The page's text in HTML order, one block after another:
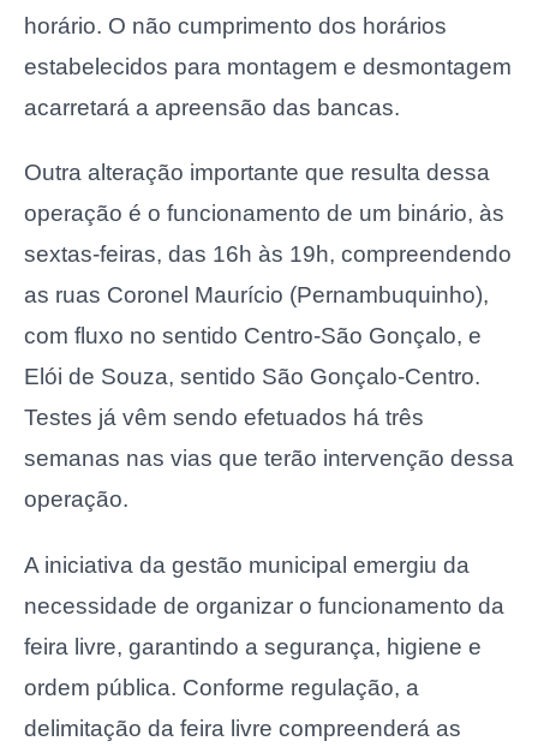
horário. O não cumprimento dos horários
estabelecidos para montagem e desmontagem
acarretará a apreensão das bancas.
Outra alteração importante que resulta dessa
operação é o funcionamento de um binário, às
sextas-feiras, das 16h às 19h, compreendendo
as ruas Coronel Maurício (Pernambuquinho),
com fluxo no sentido Centro-São Gonçalo, e
Elói de Souza, sentido São Gonçalo-Centro.
Testes já vêm sendo efetuados há três
semanas nas vias que terão intervenção dessa
operação.
A iniciativa da gestão municipal emergiu da
necessidade de organizar o funcionamento da
feira livre, garantindo a segurança, higiene e
ordem pública. Conforme regulação, a
delimitação da feira livre compreenderá as